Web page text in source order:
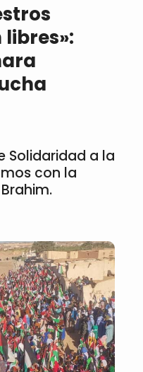
Solidaridad a la
con la